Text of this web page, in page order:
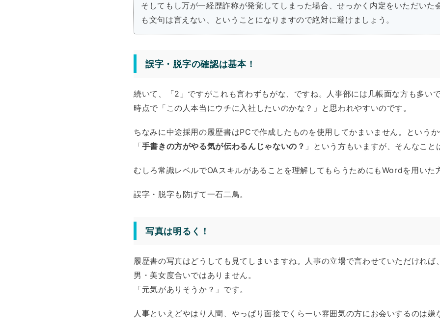
そしてもし万が一経歴詐称が発覚してしまった場合、せっかく内定をいただいた
も文句は言えない、ということになりますので絶対に避けましょう。
誤字・脱字の確認は基本！
続いて、「2」ですがこれも言わずもがな、ですね。人事部には几帳面な方も多い
時点で「この人本当にウチに入社したいのかな？」と思われやすいのです。
ちなみに中途採用の履歴書はPCで作成したものを使用してかまいません。というか
「手書きの方がやる気が伝わるんじゃないの？ 」という方もいますが、そんなこと
むしろ常識レベルでOAスキルがあることを理解してもらうためにもWordを用いた
誤字・脱字も防げて一石二鳥。
写真は明るく！
履歴書の写真はどうしても見てしまいますね。人事の立場で言わせていただければ
男・美女度合いではありません。
「元気がありそうか？」です。
人事といえどやはり人間、やっぱり面接でくらーい雰囲気の方にお会いするのは嫌